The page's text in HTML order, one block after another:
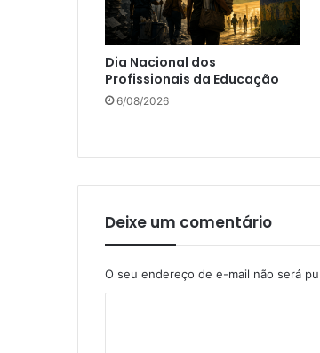
Dia Nacional dos
Profissionais da Educação
6/08/2026
Deixe um comentário
O seu endereço de e-mail não será